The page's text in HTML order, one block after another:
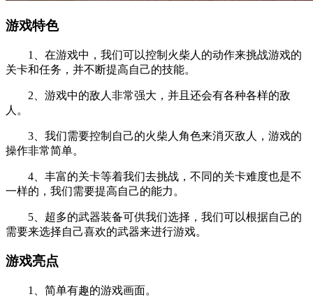
游戏特色
1、在游戏中，我们可以控制火柴人的动作来挑战游戏的
关卡和任务，并不断提高自己的技能。
2、游戏中的敌人非常强大，并且还会有各种各样的敌
人。
3、我们需要控制自己的火柴人角色来消灭敌人，游戏的
操作非常简单。
4、丰富的关卡等着我们去挑战，不同的关卡难度也是不
一样的，我们需要提高自己的能力。
5、超多的武器装备可供我们选择，我们可以根据自己的
需要来选择自己喜欢的武器来进行游戏。
游戏亮点
1、简单有趣的游戏画面。